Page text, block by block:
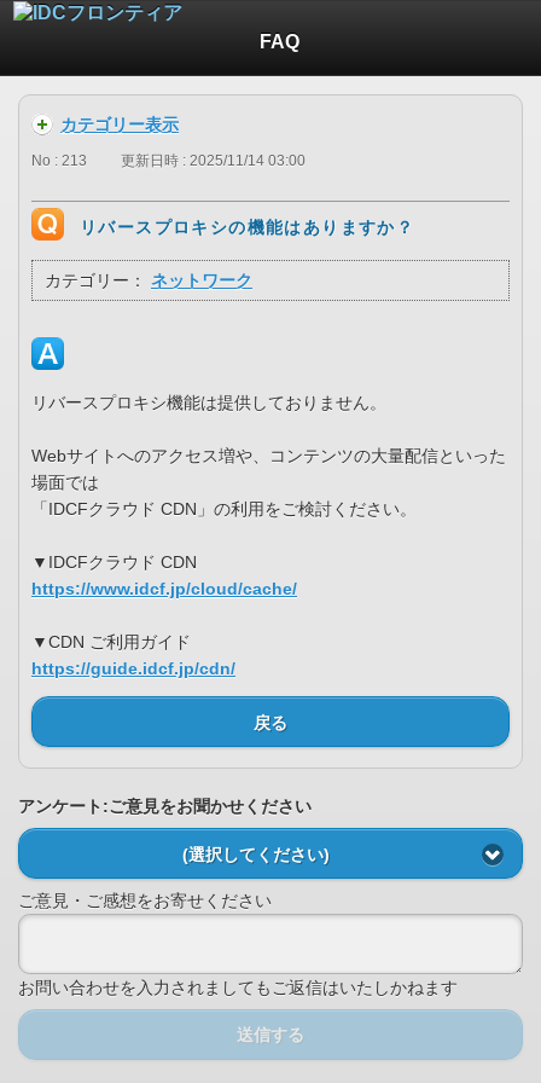
FAQ
カテゴリー表示
No : 213 更新日時 : 2025/11/14 03:00
リバースプロキシの機能はありますか？
カテゴリー： ネットワーク
リバースプロキシ機能は提供しておりません。
Webサイトへのアクセス増や、コンテンツの大量配信といった
場面では
「IDCFクラウド CDN」の利用をご検討ください。
▼IDCFクラウド CDN
https://www.idcf.jp/cloud/cache/
▼CDN ご利用ガイド
https://guide.idcf.jp/cdn/
戻る
アンケート:ご意見をお聞かせください
(選択してください)
ご意見・ご感想をお寄せください
お問い合わせを入力されましてもご返信はいたしかねます
送信する